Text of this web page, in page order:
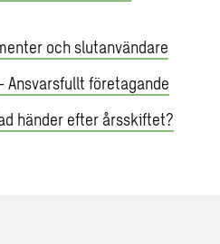
och slutanvändare
Ansvarsfullt företagande
händer efter årsskiftet?